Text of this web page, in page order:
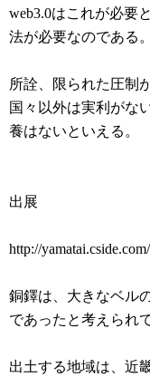
web3.0はこれが必要
法が必要なのである。
所詮、限られた圧制
国々以外は実利がな
養はないといえる。
出展
http://
銅鐸は、大きなベル
であったと考えられ
出土する地域は、近